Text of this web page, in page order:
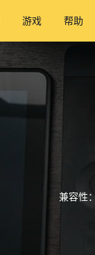
游戏 帮助
兼容性